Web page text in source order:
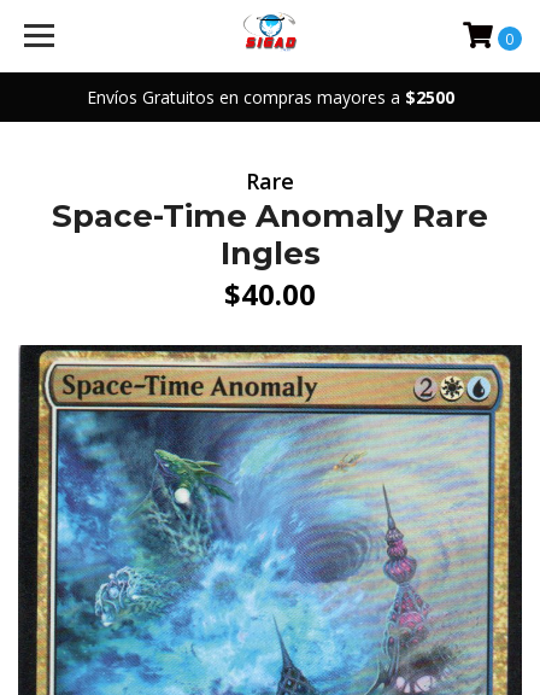
Envíos Gratuitos en compras mayores a $2500
0
Rare
Space-Time Anomaly Rare
Ingles
$40.00